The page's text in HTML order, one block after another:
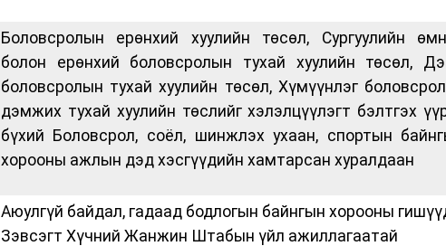
Боловсролын ерөнхий хуулийн төсөл, Сургуулийн
болон ерөнхий боловсролын тухай хуулийн төсөл,
боловсролын тухай хуулийн төсөл, Хүмүүнлэг
дэмжих тухай хуулийн төслийг хэлэлцүүлэгт бэлтгэх
бүхий Боловсрол, соёл, шинжлэх ухаан, спортын
хорооны ажлын дэд хэсгүүдийн хамтарсан хуралдаан
Аюулгүй байдал, гадаад бодлогын байнгын хорооны
Зэвсэгт Хүчний Жанжин Штабын үйл ажиллагаатай